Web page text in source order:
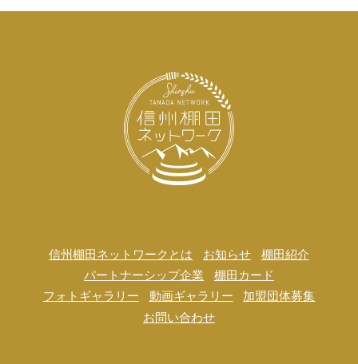
信州棚田ネットワークとは お知らせ
棚田紹介
パートナーシップ企業
棚田カード
フォトギャラリー
動画ギャラリー
加盟団体募集
お問い合わせ